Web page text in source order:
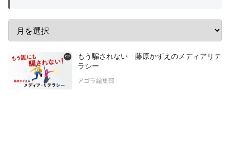
もう騙されない 藤原かずえのメディアリテ
ラシー
アゴラ編集部